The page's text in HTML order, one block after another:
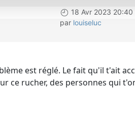
18 Avr 2023 20:40
par louiseluc
est réglé. Le fait qu'il t'ait
ce rucher, des personnes qui